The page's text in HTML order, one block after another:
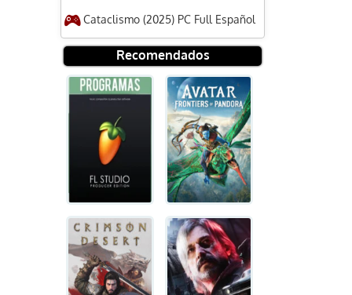
Cataclismo (2025) PC Full Español
Recomendados